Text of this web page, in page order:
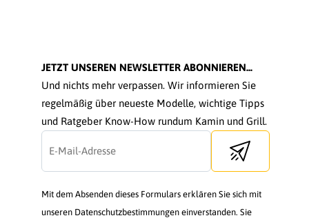
JETZT UNSEREN NEWSLETTER ABONNIEREN...
Und nichts mehr verpassen. Wir informieren Sie
regelmäßig über neueste Modelle, wichtige Tipps
und Ratgeber Know-How rundum Kamin und Grill.
Send newsletter
Mit dem Absenden dieses Formulars erklären Sie sich mit
unseren Datenschutzbestimmungen einverstanden. Sie